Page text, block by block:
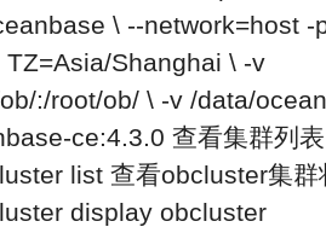
\ --network=host -
Shanghai \ -v
:/root/ob/ \ -v /data/
ce:4.3.0 查看集群列
list 查看obcluster集
display obcluster